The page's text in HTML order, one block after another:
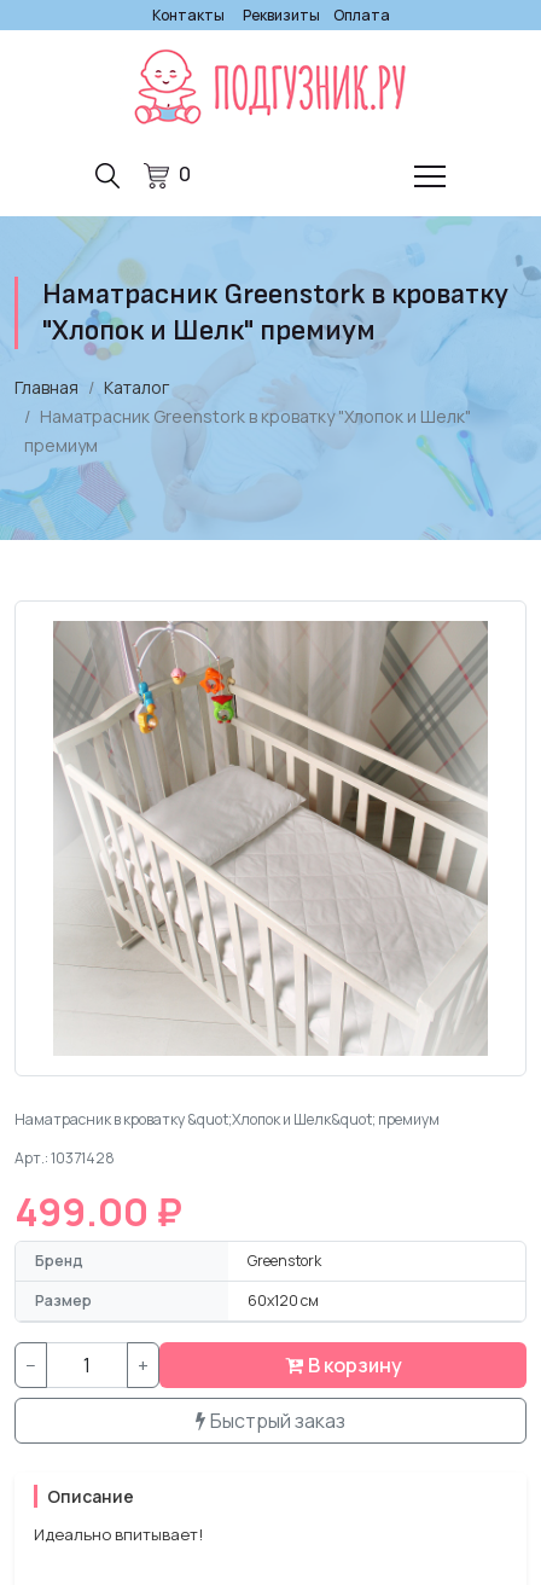
Контакты Реквизиты Оплата
0
Наматрасник Greenstork в кроватку
"Хлопок и Шелк" премиум
Главная
Каталог
Наматрасник Greenstork в кроватку "Хлопок и Шелк"
премиум
Наматрасник в кроватку &quot;Хлопок и Шелк&quot; премиум
Арт.: 10371428
499.00 ₽
Бренд
Greenstork
Размер
60х120 см
− + В корзину
Быстрый заказ
Описание
Идеально впитывает!